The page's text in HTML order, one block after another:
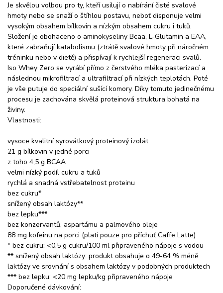
Je skvělou volbou pro ty, kteří usilují o nabírání čisté svalové
hmoty nebo se snaží o štíhlou postavu, neboť disponuje velmi
vysokým obsahem bílkovin a nízkým obsahem cukru i tuků.
Složení je obohaceno o aminokyseliny Bcaa, L-Glutamin a EAA,
které zabraňují katabolismu (ztrátě svalové hmoty při náročném
tréninku nebo v dietě) a přispívají k rychlejší regeneraci svalů.
Iso Whey Zero se vyrábí přímo z čerstvého mléka pasterizací a
následnou mikrofiltrací a ultrafiltrací při nízkých teplotách. Poté
je vše putuje do speciální sušící komory. Díky tomuto jedinečnému
procesu je zachována skvělá proteinová struktura bohatá na
živiny.
Vlastnosti:
vysoce kvalitní syrovátkový proteinový izolát
21 g bílkovin v jedné porci
z toho 4,5 g BCAA
velmi nízký podíl cukru a tuků
rychlá a snadná vstřebatelnost proteinu
bez cukru*
snížený obsah laktózy**
bez lepku***
bez konzervantů, aspartámu a palmového oleje
88 mg kofeinu na porci (platí pouze pro příchuť Caffe Latte)
* bez cukru: <0,5 g cukru/100 ml připraveného nápoje s vodou
** snížený obsah laktózy: produkt obsahuje o 49-64 % méně
laktózy ve srovnání s obsahem laktózy v podobných produktech
*** bez lepku: <20 mg lepku/kg připraveného nápoje
Doporučené dávkování: